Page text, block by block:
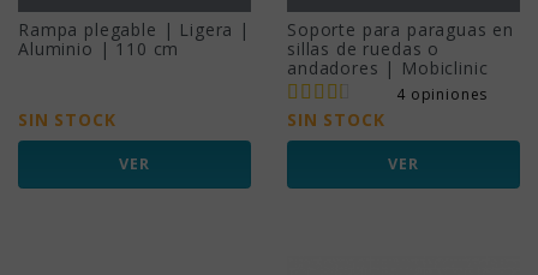
Rampa plegable | Ligera |
Aluminio | 110 cm
SIN STOCK
VER
Soporte para paraguas en
sillas de ruedas o
andadores | Mobiclinic
4 opiniones
SIN STOCK
VER